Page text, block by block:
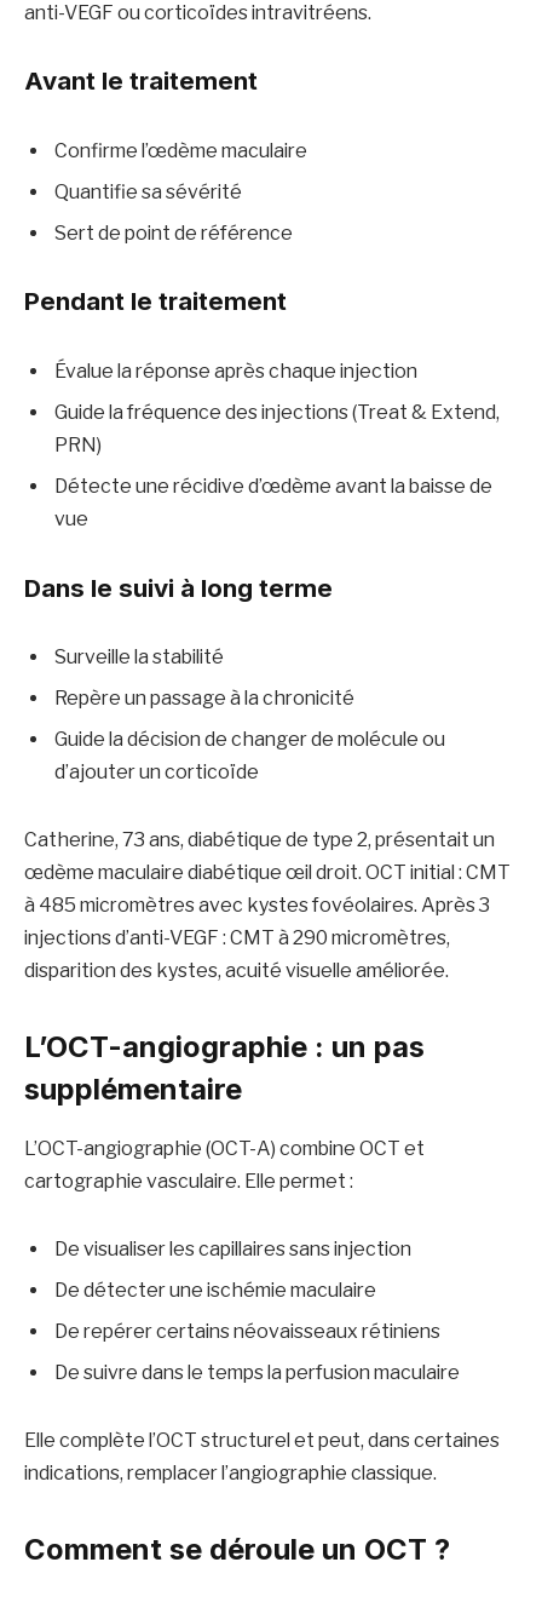
anti-VEGF ou corticoïdes intravitréens.
Avant le traitement
Confirme l’œdème maculaire
Quantifie sa sévérité
Sert de point de référence
Pendant le traitement
Évalue la réponse après chaque injection
Guide la fréquence des injections (Treat & Extend,
PRN)
Détecte une récidive d’œdème avant la baisse de
vue
Dans le suivi à long terme
Surveille la stabilité
Repère un passage à la chronicité
Guide la décision de changer de molécule ou
d’ajouter un corticoïde
Catherine, 73 ans, diabétique de type 2, présentait un
œdème maculaire diabétique œil droit. OCT initial : CMT
à 485 micromètres avec kystes fovéolaires. Après 3
injections d’anti-VEGF : CMT à 290 micromètres,
disparition des kystes, acuité visuelle améliorée.
L’OCT-angiographie : un pas
supplémentaire
L’OCT-angiographie (OCT-A) combine OCT et
cartographie vasculaire. Elle permet :
De visualiser les capillaires sans injection
De détecter une ischémie maculaire
De repérer certains néovaisseaux rétiniens
De suivre dans le temps la perfusion maculaire
Elle complète l’OCT structurel et peut, dans certaines
indications, remplacer l’angiographie classique.
Comment se déroule un OCT ?